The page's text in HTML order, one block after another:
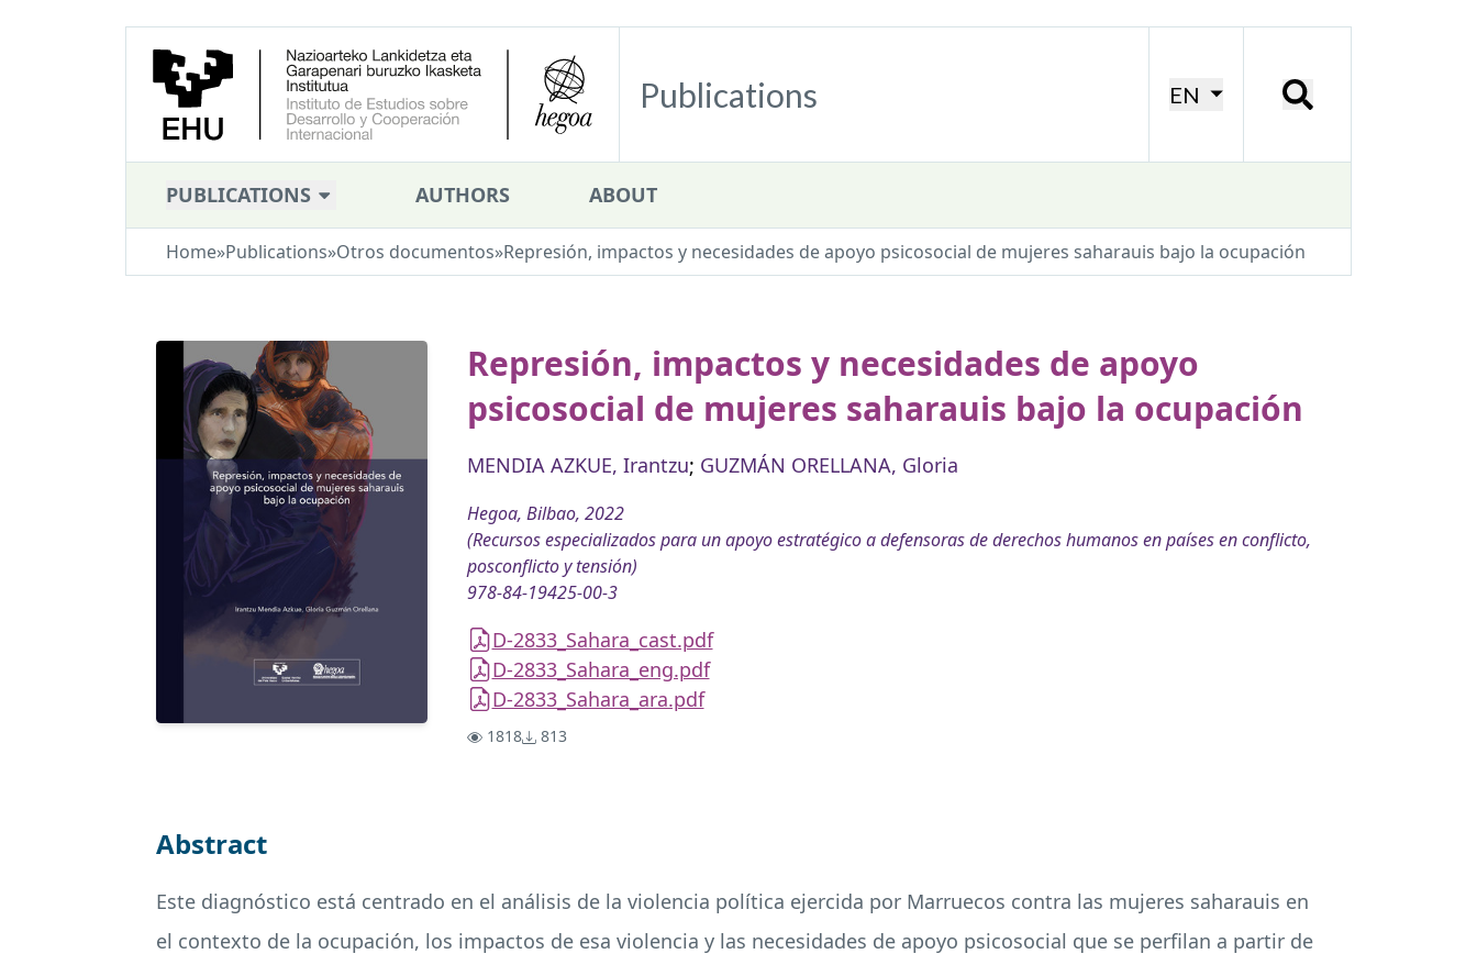
Publications EN
PUBLICATIONS AUTHORS ABOUT
Home»Publications»Otros documentos»Represión, impactos y necesidades de apoyo psicosocial de mujeres saharauis bajo la ocupación
Represión, impactos y necesidades de apoyo
psicosocial de mujeres saharauis bajo la ocupación
MENDIA AZKUE, Irantzu; GUZMÁN ORELLANA, Gloria
Hegoa, Bilbao, 2022
(Recursos especializados para un apoyo estratégico a defensoras de derechos humanos en países en conflicto,
posconflicto y tensión)
978-84-19425-00-3
D-2833_Sahara_cast.pdf
D-2833_Sahara_eng.pdf
D-2833_Sahara_ara.pdf
1818 813
Abstract
Este diagnóstico está centrado en el análisis de la violencia política ejercida por Marruecos contra las mujeres saharauis en
el contexto de la ocupación, los impactos de esa violencia y las necesidades de apoyo psicosocial que se perfilan a partir de